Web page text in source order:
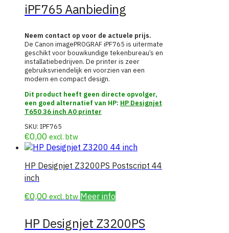
iPF765 Aanbieding
Neem contact op voor de actuele prijs.
De Canon imagePROGRAF iPF765 is uitermate
geschikt voor bouwkundige tekenbureau’s en
installatiebedrijven. De printer is zeer
gebruiksvriendelijk en voorzien van een
modern en compact design.
Dit product heeft geen directe opvolger,
een goed alternatief van HP: HP Designjet
T650 36 inch A0 printer
SKU: IPF765
€0,00 excl. btw
HP Designjet Z3200PS Postscript 44
inch
€0,00 excl. btw Meer info
HP Designjet Z3200PS